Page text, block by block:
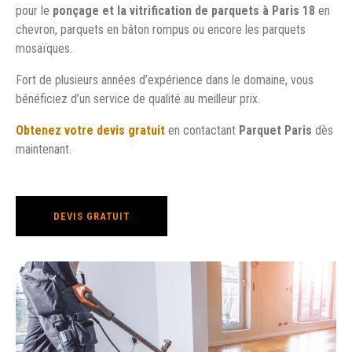
pour le ponçage et la vitrification de parquets à Paris 18 en
chevron, parquets en bâton rompus ou encore les parquets
mosaïques.
Fort de plusieurs années d’expérience dans le domaine, vous
bénéficiez d’un service de qualité au meilleur prix.
Obtenez votre devis gratuit en contactant Parquet Paris dès
maintenant.
DEVIS GRATUIT